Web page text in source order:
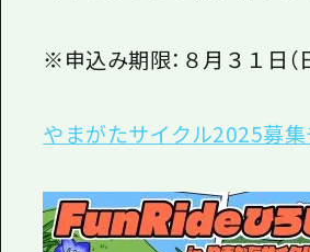
※申込み期限：８月３１日（
やまがたサイクル2025募